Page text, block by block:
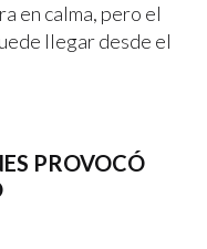
en calma, pero el
llegar desde el
PROVOCÓ